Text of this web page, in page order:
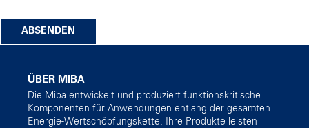
ABSENDEN
ÜBER MIBA
Die Miba entwickelt und produziert funktionskritische
Komponenten für Anwendungen entlang der gesamten
Energie-Wertschöpfungskette. Ihre Produkte leisten